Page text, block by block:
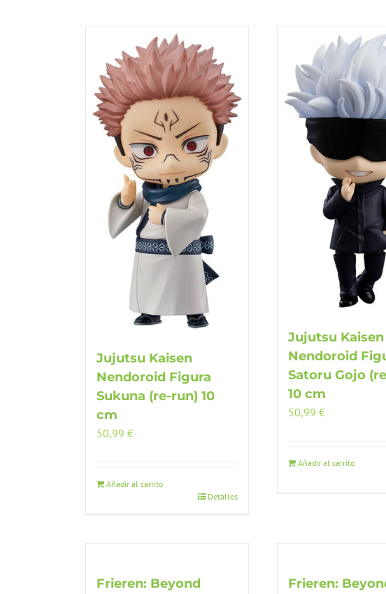
Jujutsu Kaisen
Nendoroid Figura
Sukuna (re-run) 10
cm
50,99 €
Añadir al carrito
Detalles
Jujutsu Kaisen
Nendoroid
Satoru Gojo
10 cm
50,99 €
Añadir al carrito
Frieren: Beyond
Frieren: